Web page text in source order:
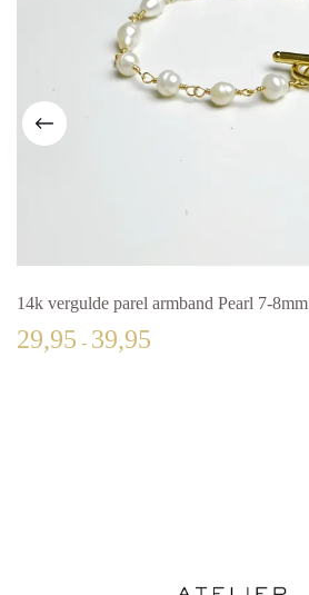
14k vergulde parel armband Pearl 7-8mm
29,95 - 39,95